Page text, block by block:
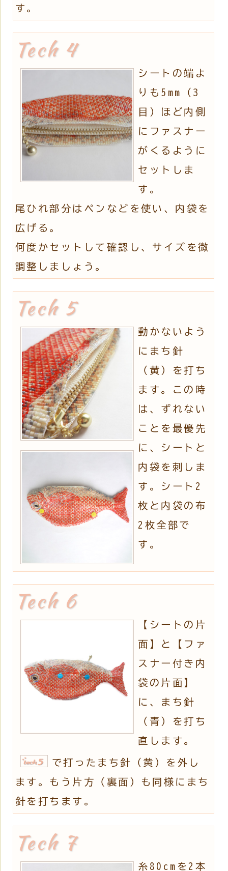
す。
シートの端よ
りも5mm（3
目）ほど内側
にファスナー
がくるように
セットしま
す。
尾ひれ部分はペンなどを使い、内袋を
広げる。
何度かセットして確認し、サイズを微
調整しましょう。
動かないよう
にまち針
（黄）を打ち
ます。この時
は、ずれない
ことを最優先
に、シートと
内袋を刺しま
す。シート2
枚と内袋の布
2枚全部で
す。
【シートの片
面】と【ファ
スナー付き内
袋の片面】
に、まち針
（青）を打ち
直します。
で打ったまち針（黄）を外し
ます。もう片方（裏面）も同様にまち
針を打ちます。
糸80cmを2本